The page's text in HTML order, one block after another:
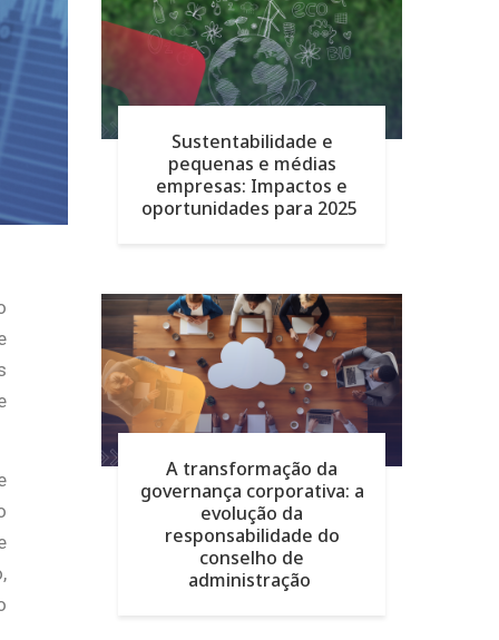
Sustentabilidade e
pequenas e médias
empresas: Impactos e
oportunidades para 2025
A transformação da
governança corporativa: a
evolução da
responsabilidade do
conselho de
administração